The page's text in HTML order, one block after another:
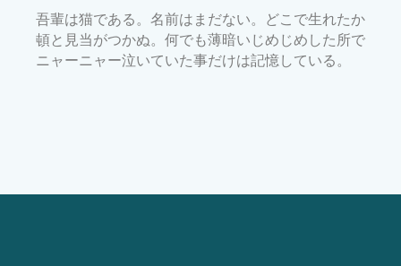
吾輩は猫である。名前はまだない。どこで生れたか
頓と見当がつかぬ。何でも薄暗いじめじめした所で
ニャーニャー泣いていた事だけは記憶している。